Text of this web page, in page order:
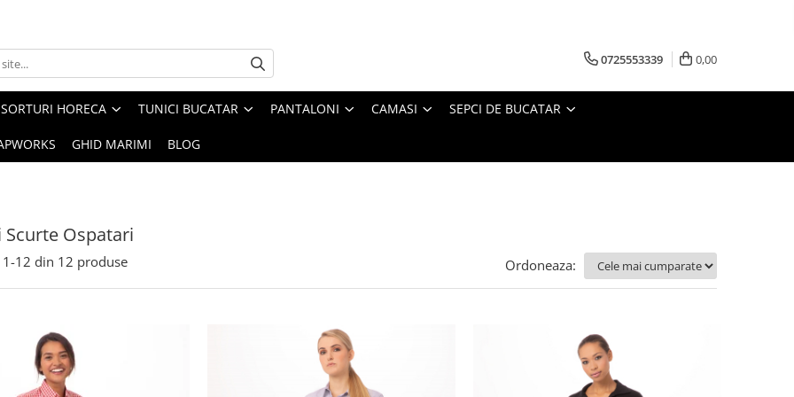
0725553339 0,00
SORTURI HORECA TUNICI BUCATAR PANTALONI CAMASI SEPCI DE BUCATAR
GHID MARIMI BLOG
Scurte Ospatari
1-12 din 12 produse Ordoneaza: